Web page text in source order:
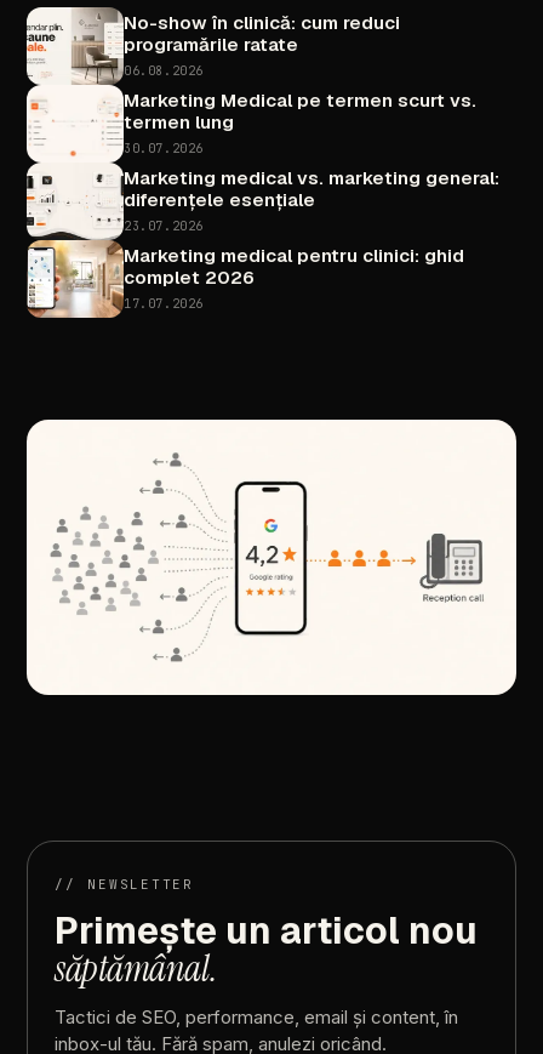
No-show în clinică: cum reduci
programările ratate
06.08.2026
Marketing Medical pe termen scurt vs.
termen lung
30.07.2026
Marketing medical vs. marketing general:
diferențele esențiale
23.07.2026
Marketing medical pentru clinici: ghid
complet 2026
17.07.2026
// NEWSLETTER
Primește un articol nou
săptămânal.
Tactici de SEO, performance, email și content, în
inbox-ul tău. Fără spam, anulezi oricând.